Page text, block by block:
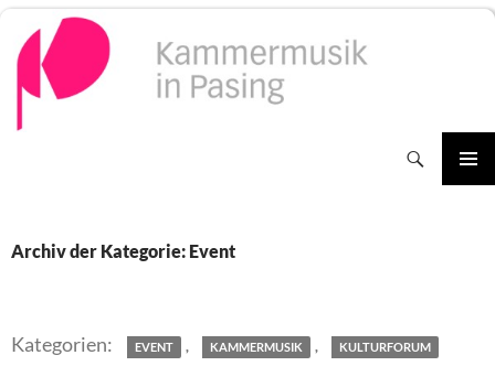
Inhalt
springen
Archiv der Kategorie: Event
EVENT , KAMMERMUSIK , KULTURFORUM